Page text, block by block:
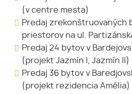
(v centre mesta)
Predaj zrekonštruovaných
priestorov na ul.
Predaj 24 bytov v
(projekt Jazmín I, Jazmín II)
Predaj 36 bytov v
(projekt rezidencia Amélia)